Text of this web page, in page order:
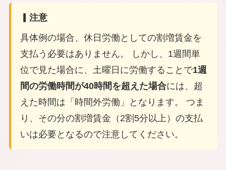
▎注意
具体例の場合、休日労働としての割増賃金を
支払う必要はありません。 しかし、1週間単
位で見た場合に、土曜日に労働することで1週
間の労働時間が40時間を超えた場合には、超
えた時間は「時間外労働」となります。 つま
り、その分の割増賃金（2割5分以上）の支払
いは必要となるので注意してください。